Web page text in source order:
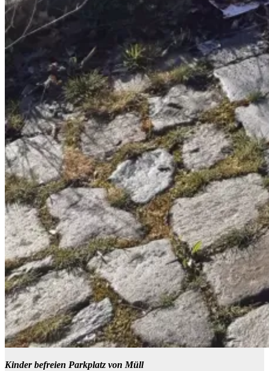
Kinder befreien Parkplatz von Müll